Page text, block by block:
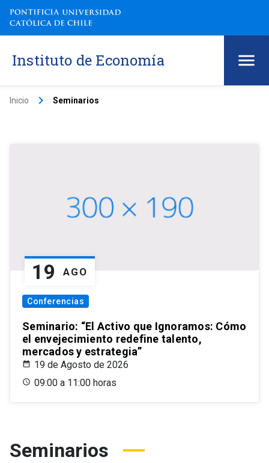
Instituto de Economía
Inicio keyboard_arrow_right Seminarios
19 AGO
Conferencias
Seminario: “El Activo que Ignoramos: Cómo
el envejecimiento redefine talento,
mercados y estrategia”
19 de Agosto de 2026
09:00 a 11:00 horas
Seminarios